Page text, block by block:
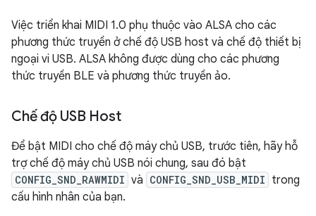
Việc triển khai MIDI 1.0 phụ thuộc vào ALSA cho các
phương thức truyền ở chế độ USB host và chế độ thiết bị
ngoại vi USB. ALSA không được dùng cho các phương
thức truyền BLE và phương thức truyền ảo.
Chế độ USB Host
Để bật MIDI cho chế độ máy chủ USB, trước tiên, hãy hỗ
trợ chế độ máy chủ USB nói chung, sau đó bật
CONFIG_SND_RAWMIDI và CONFIG_SND_USB_MIDI trong
cấu hình nhân của bạn.